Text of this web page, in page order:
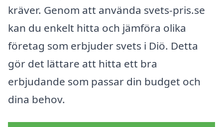
kräver. Genom att använda svets-pris.se
kan du enkelt hitta och jämföra olika
företag som erbjuder svets i Diö. Detta
gör det lättare att hitta ett bra
erbjudande som passar din budget och
dina behov.